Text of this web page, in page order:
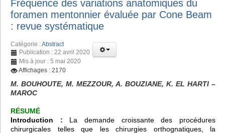
Fréquence des variations anatomiques du
foramen mentonnier évaluée par Cone Beam
: revue systématique
Catégorie :Abstract
Publication : 22 avril 2020
Mis à jour : 5 mai 2020
Affichages : 2170
M. BOUHOUTE, M. MEZZOUR, A. BOUZIANE, K. EL HARTI –
MAROC
RÉSUMÉ
Introduction : La demande croissante des procédures
chirurgicales telles que les chirurgies orthognatiques, la